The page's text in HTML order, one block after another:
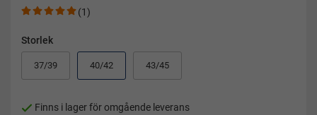
(1)
Storlek
37/39 40/42 43/45
Finns i lager för omgående leverans